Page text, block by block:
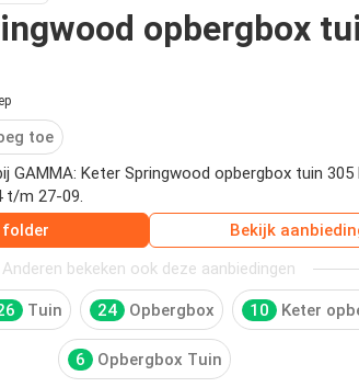
opbergbox
toe
GAMMA: Keter Springwood opbergbox tuin
t/m 27-09.
folder
Bekijk
Anderen bekeken ook deze aanbiedingen
Tuin 24 Opbergbox 10 Keter
6 Opbergbox Tuin